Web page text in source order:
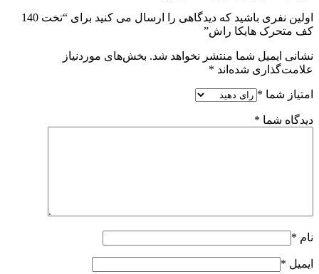
اولین نفری باشید که دیدگاهی را ارسال می کنید برای “تخت 140
کف متحرک هایکا راش”
نشانی ایمیل شما منتشر نخواهد شد. بخش‌های موردنیاز
علامت‌گذاری شده‌اند *
امتیاز شما *
دیدگاه شما *
نام *
ایمیل *